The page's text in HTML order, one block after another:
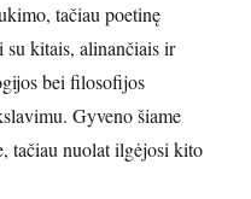
tačiau poetinę
kitais, alinančiais ir
bei filosofijos
Gyveno šiame
tačiau nuolat ilgėjosi kito